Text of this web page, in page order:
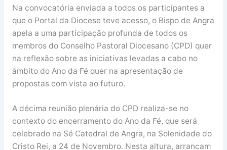
Na convocatória enviada a todos os participantes a
que o Portal da Diocese teve acesso, o Bispo de Angra
apela a uma participação profunda de todos os
membros do Conselho Pastoral Diocesano (CPD) quer
na reflexão sobre as iniciativas levadas a cabo no
âmbito do Ano da Fé quer na apresentação de
propostas com vista ao futuro.
A décima reunião plenária do CPD realiza-se no
contexto do encerramento do Ano da Fé, que será
celebrado na Sé Catedral de Angra, na Solenidade do
Cristo Rei, a 24 de Novembro. Nesta altura, arrancam